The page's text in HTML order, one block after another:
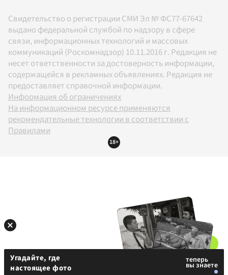
Свидетельство о регистрации СМИ Эл № ФС77-67642
выдано федеральной службой по надзору в сфере
связи, информационных технологий и массовых
коммуникаций (Роскомнадзор) 10.11.2016 г. Редакция не
несет ответственности за достоверность информации,
содержащейся в рекламных объявлениях. Редакция не
предоставляет справочной информации.
Информация об ограничениях
На информационном ресурсе применяются
рекомендательные технологии в соответствии с
Правилами
18+
Угадайте, где
настоящее фото